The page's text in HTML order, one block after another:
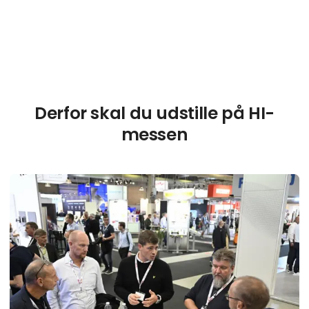
Derfor skal du udstille på HI-
messen